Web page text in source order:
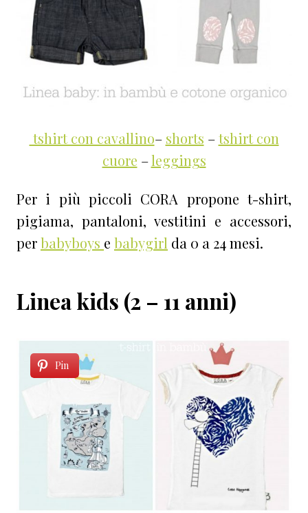
tshirt con cavallino– shorts –tshirt con
cuore –leggings
Per i più piccoli CORA propone t-shirt,
pigiama, pantaloni, vestitini e accessori,
perbabyboys e babygirl da 0 a 24 mesi.
Linea kids (2 – 11 anni)
Pin